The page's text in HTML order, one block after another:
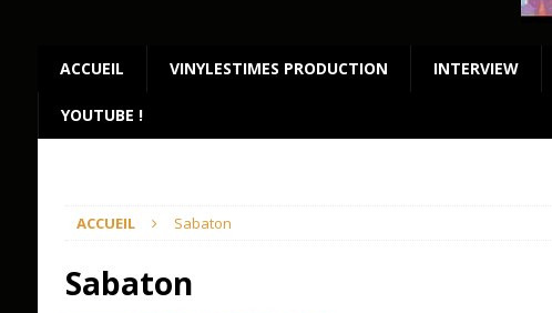
ACCUEIL VINYLESTIMES PRODUCTION INTERVIEW
YOUTUBE !
ACCUEIL Sabaton
Sabaton